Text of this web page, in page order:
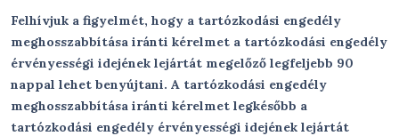
Felhívjuk a figyelmét, hogy a tartózkodási engedély
meghosszabbítása iránti kérelmet a tartózkodási engedély
érvényességi idejének lejártát megelőző legfeljebb 90
nappal lehet benyújtani. A tartózkodási engedély
meghosszabbítása iránti kérelmet legkésőbb a
tartózkodási engedély érvényességi idejének lejártát